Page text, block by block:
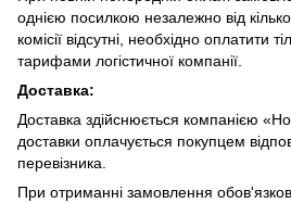
однією посилкою незалежно від
комісії відсутні, необхідно оплатити
тарифами логістичної компанії.
Доставка:
Доставка здійснюється компанією
доставки оплачується покупцем
перевізника.
При отриманні замовлення